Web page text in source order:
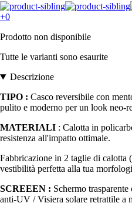
+0
Prodotto non disponibile
Tutte le varianti sono esaurite
Descrizione
TIPO : Casco reversibile con
pulito e moderno per un look neo-
MATERIALI : Calotta in
resistenza all'impatto ottimale.
Fabbricazione in 2 taglie di
vestibilità perfetta alla tua
SCREEEN : Schermo
anti-UV / Visiera solare retrattile a